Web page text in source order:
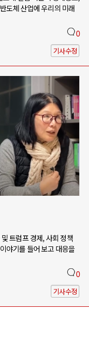
도체 산업에 우리의 미래
0
기사수정
트럼프 경제, 사회 정책
야기를 들어 보고 대응을
0
기사수정